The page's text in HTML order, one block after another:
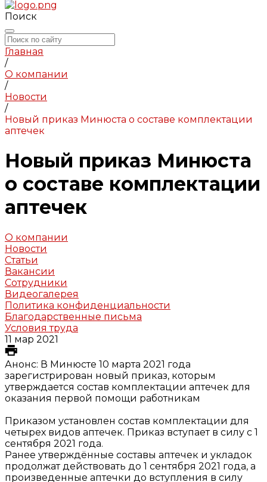
Поиск
Главная
/
О компании
/
Новости
/
Новый приказ Минюста о составе комплектации
аптечек
Новый приказ Минюста
о составе комплектации
аптечек
О компании
Новости
Статьи
Вакансии
Сотрудники
Видеогалерея
Политика конфиденциальности
Благодарственные письма
Условия труда
11 мар 2021
Анонс: В Минюсте 10 марта 2021 года
зарегистрирован новый приказ, которым
утверждается состав комплектации аптечек для
оказания первой помощи работникам
Приказом установлен состав комплектации для
четырех видов аптечек. Приказ вступает в силу с 1
сентября 2021 года.
Ранее утверждённые составы аптечек и укладок
продолжат действовать до 1 сентября 2021 года, а
произведенные аптечки до вступления в силу